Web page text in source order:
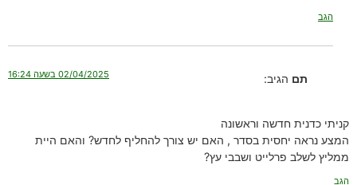
הגב
תם הגיב: 02/04/2025 בשעה 16:24
קניתי כדנית חדשה וראשונה
המצע נראה יחסית בסדר , האם יש צורך להחליף לחדש? והאם היית
ממליץ לשלב פרלייט ושבבי עץ?
הגב